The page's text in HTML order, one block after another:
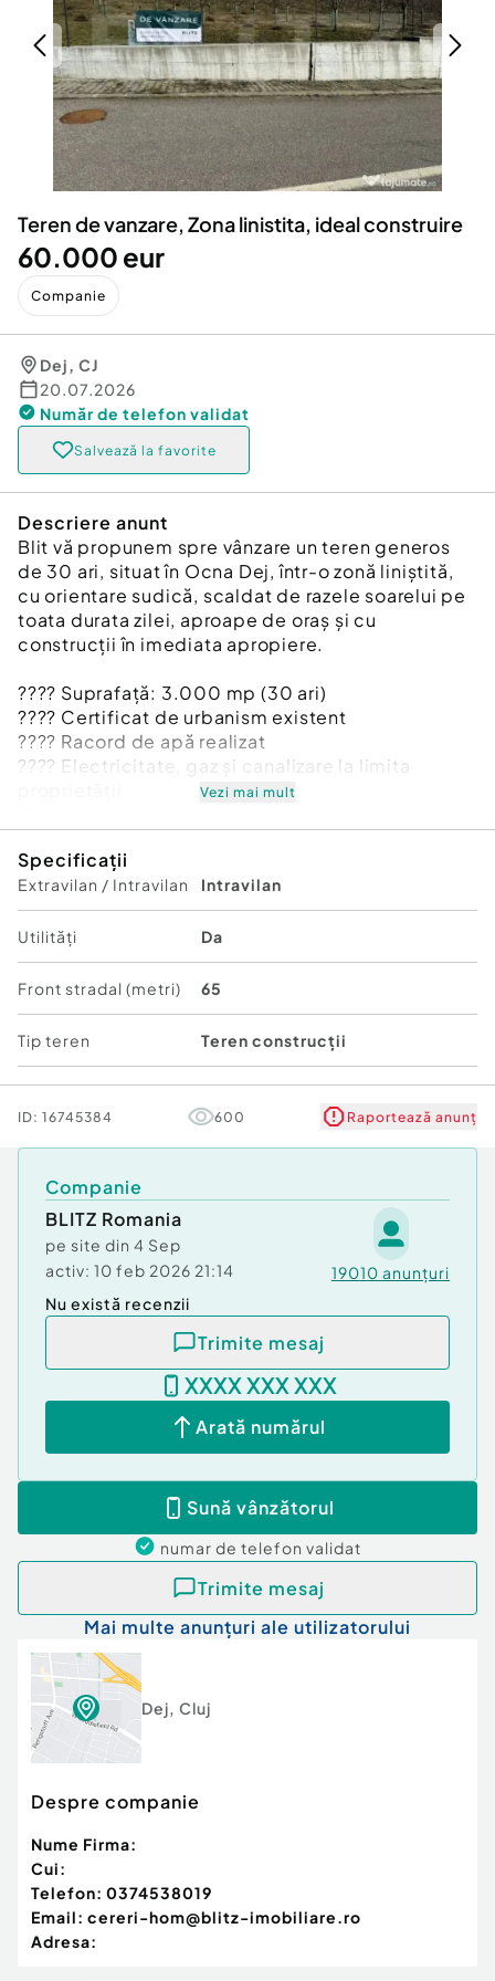
Servicii
Animale de companie
Afaceri și echipamente profesionale
Inchiriere Bunuri si Vehicule
Utilaje agricole si industriale
Piese auto si accesorii
Dacia Duster
Teren de vanzare, Zona linistita, ideal construire
60.000 eur
Companie
Dej, CJ
20.07.2026
Număr de telefon validat
Salvează la favorite
Descriere anunt
Blit vă propunem spre vânzare un teren generos
de 30 ari, situat în Ocna Dej, într-o zonă liniștită,
cu orientare sudică, scaldat de razele soarelui pe
toata durata zilei, aproape de oraș și cu
construcții în imediata apropiere.
???? Suprafață: 3.000 mp (30 ari)
???? Certificat de urbanism existent
???? Racord de apă realizat
???? Electricitate, gaz și canalizare la limita
???? Acces facil
Pe teren se află o livadă tânără de peri, îngrijită și
bine întreținută, oferind atât un cadru natural
plăcut, cât și potențial pentru activitate agricolă
sau peisagistică.
Proprietatea este ideală pentru:
✔ Construirea unei case individuale
✔ Dezvoltare rezidențială
✔ Investiție pe termen mediu/lung
Zona este apreciată pentru liniște, aer curat și
proximitatea față de oraș, oferind echilibrul
perfect între confort și natură.
Cod ofertă / ID BLITZ: P164278
Id intern: P164278
Vezi mai mult
Specificații
Extravilan / Intravilan Intravilan
Utilități Da
Front stradal (metri) 65
Tip teren Teren construcții
ID: 16745384 600 Raportează anunț
Companie
BLITZ Romania
pe site din 4 Sep
activ: 10 feb 2026 21:14 19010 anunțuri
Nu există recenzii
Trimite mesaj
XXXX XXX XXX
Arată numărul
Sună vânzătorul
numar de telefon validat
Trimite mesaj
Mai multe anunțuri ale utilizatorului
Dej, Cluj
Despre companie
Nume Firma:
Cui:
Telefon: 0374538019
Email: cereri-hom@blitz-imobiliare.ro
Adresa: